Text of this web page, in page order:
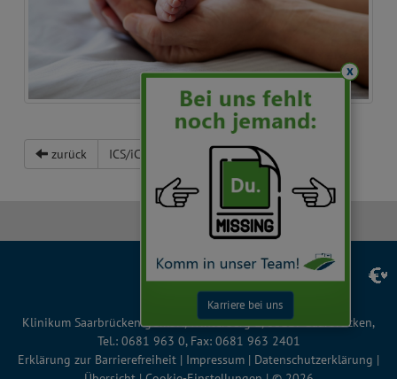
zurück ICS/iCal
TikTok
YouTube
LinkedIn
Instagram
Facebook
Klinikum Saarbrücken gGmbH, Winterberg 1, 66119 Saarbrücken,
Tel.: 0681 963 0, Fax: 0681 963 2401
Erklärung zur Barrierefreiheit | Impressum | Datenschutzerklärung |
x
Karriere bei uns